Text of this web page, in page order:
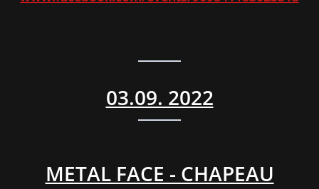
03.09. 2022
METAL FACE - CHAPEAU